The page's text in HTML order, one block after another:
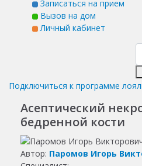
Записаться на прием
Вызов на дом
Личный кабинет
Подключиться к программе
Асептический
бедренной кости
Автор: Паромов Игорь